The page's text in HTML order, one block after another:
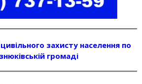
захисту населення по
громаді